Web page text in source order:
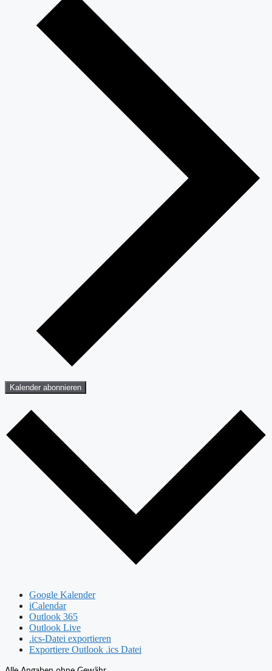
Kalender abonnieren
Google Kalender
iCalendar
Outlook 365
Outlook Live
.ics-Datei exportieren
Exportiere Outlook .ics Datei